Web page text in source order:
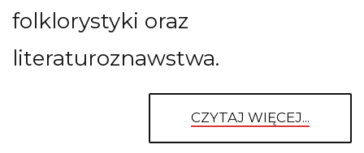
folklorystyki oraz
literaturoznawstwa.
CZYTAJ WIĘCEJ...